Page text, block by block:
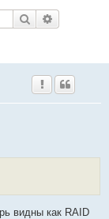
Search
видны как RAID